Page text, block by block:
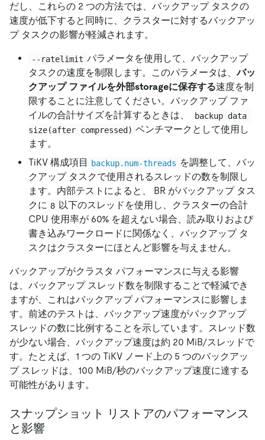
だし、これらの 2 つの方法では、バックアップ タスクの
速度が低下すると同時に、クラスターに対するバックアッ
プ タスクの影響が軽減されます。
--ratelimit パラメータを使用して、バックアップ
タスクの速度を制限します。このパラメータは、バッ
クアップ ファイルを外部storageに保存する速度を制
限することに注意してください。バックアップ ファ
イルの合計サイズを計算するときは、
backup data
size(after compressed) ベンチマークとして使用し
ます。
TiKV 構成項目
backup.num-threads を調整して、バッ
クアップ タスクで使用されるスレッドの数を制限し
ます。内部テストによると、 BR がバックアップ タス
クに 8 以下のスレッドを使用し、クラスターの合計
CPU 使用率が 60% を超えない場合、読み取りおよび
書き込みワークロードに関係なく、バックアップ タ
スクはクラスターにほとんど影響を与えません。
バックアップがクラスタ パフォーマンスに与える影響
は、バックアップ スレッド数を制限することで軽減でき
ますが、これはバックアップ パフォーマンスに影響しま
す。前述のテストは、バックアップ速度がバックアップ
スレッドの数に比例することを示しています。スレッド数
が少ない場合、バックアップ速度は約 20 MiB/スレッドで
す。たとえば、1 つの TiKV ノード上の 5 つのバックアッ
プ スレッドは、100 MiB/秒のバックアップ速度に達する
可能性があります。
スナップショット リストアのパフォーマンス
と影響